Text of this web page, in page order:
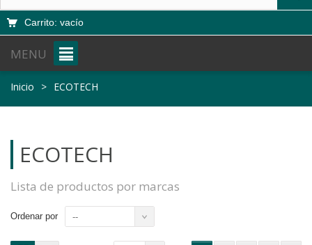
Carrito: vacío
MENU
Inicio > ECOTECH
ECOTECH
Lista de productos por marcas
Ordenar por --